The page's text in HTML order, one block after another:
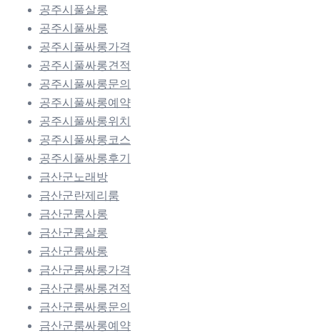
공주시풀살롱
공주시풀싸롱
공주시풀싸롱가격
공주시풀싸롱견적
공주시풀싸롱문의
공주시풀싸롱예약
공주시풀싸롱위치
공주시풀싸롱코스
공주시풀싸롱후기
금산군노래방
금산군란제리룸
금산군룸사롱
금산군룸살롱
금산군룸싸롱
금산군룸싸롱가격
금산군룸싸롱견적
금산군룸싸롱문의
금산군룸싸롱예약